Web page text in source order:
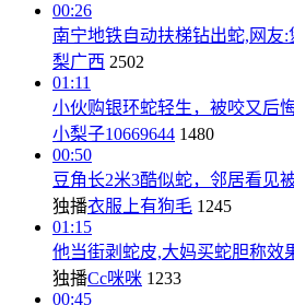
00:26
南宁地铁自动扶梯钻出蛇,网友:
梨广西 2502
01:11
小伙购银环蛇轻生，被咬又后
小梨子10669644 1480
00:50
豆角长2米3酷似蛇，邻居看见
独播衣服上有狗毛 1245
01:15
他当街剥蛇皮,大妈买蛇胆称效
独播Cc咪咪 1233
00:45